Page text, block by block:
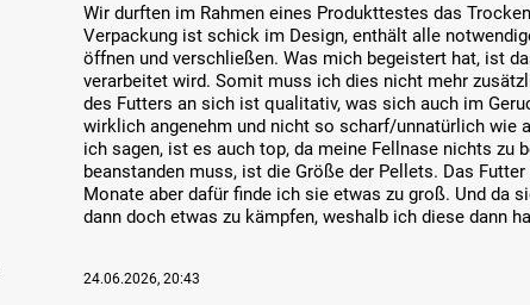
Wir durften im Rahmen eines Produkttestes das
Verpackung ist schick im Design, enthält alle
öffnen und verschließen. Was mich begeistert hat, ist
verarbeitet wird. Somit muss ich dies nicht mehr
des Futters an sich ist qualitativ, was sich auch im
wirklich angenehm und nicht so scharf/unnatürlich wie
ich sagen, ist es auch top, da meine Fellnase nichts zu
beanstanden muss, ist die Größe der Pellets. Das
Monate aber dafür finde ich sie etwas zu groß. Und da
dann doch etwas zu kämpfen, weshalb ich diese dann
24.06.2026, 20:43